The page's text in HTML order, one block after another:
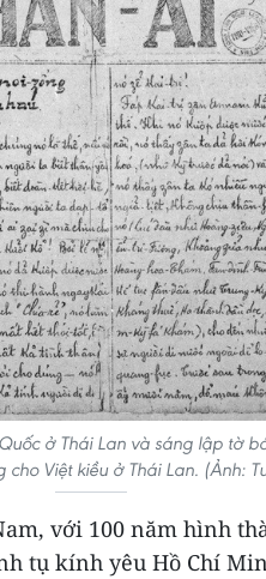
ở Thái Lan và sáng lập tờ
Việt kiều ở Thái Lan. (Ảnh:
với 100 năm hình
tụ kính yêu Hồ Chí